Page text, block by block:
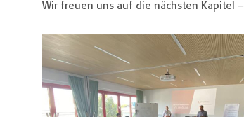
Wir freuen uns auf die nächsten Kapitel